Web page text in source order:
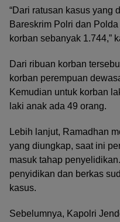
“Dari ratusan kasus yang
Bareskrim Polri dan
korban sebanyak 1.744,”
Dari ribuan korban
korban perempuan
Kemudian untuk korban
laki anak ada 49 orang.
Lebih lanjut, Ramadhan
yang diungkap, saat ini
masuk tahap
penyidikan dan berkas
kasus.
Sebelumnya, Kapolri